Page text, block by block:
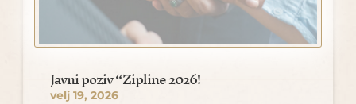
Javni poziv “Zipline 2026!
velj 19, 2026